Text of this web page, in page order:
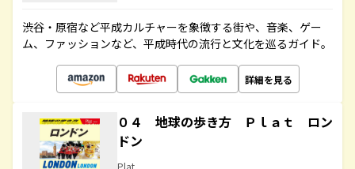
渋谷・原宿など平成カルチャーを象徴する街や、音楽、ゲー
ム、ファッションなど、平成時代の流行と文化を巡るガイド。
詳細を見る
０４ 地球の歩き方 Ｐｌａｔ ロン
ドン
Plat